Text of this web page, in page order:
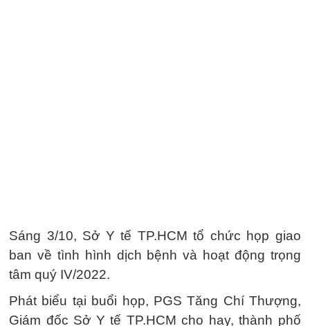
Sáng 3/10, Sở Y tế TP.HCM tổ chức họp giao
ban về tình hình dịch bệnh và hoạt động trọng
tâm quý IV/2022.
Phát biểu tại buổi họp, PGS Tăng Chí Thượng,
Giám đốc Sở Y tế TP.HCM cho hay, thành phố